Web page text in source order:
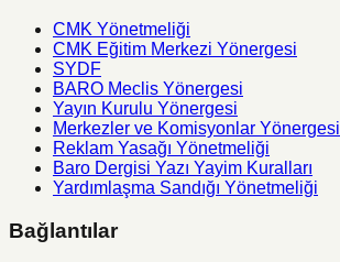
CMK Yönetmeliği
CMK Eğitim Merkezi Yönergesi
SYDF
BARO Meclis Yönergesi
Yayın Kurulu Yönergesi
Merkezler ve Komisyonlar Yönergesi
Reklam Yasağı Yönetmeliği
Baro Dergisi Yazı Yayim Kuralları
Yardımlaşma Sandığı Yönetmeliği
Bağlantılar